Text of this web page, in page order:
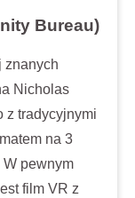
Bureau)
znanych
Nicholas
z tradycyjnymi
na 3
W pewnym
film VR z